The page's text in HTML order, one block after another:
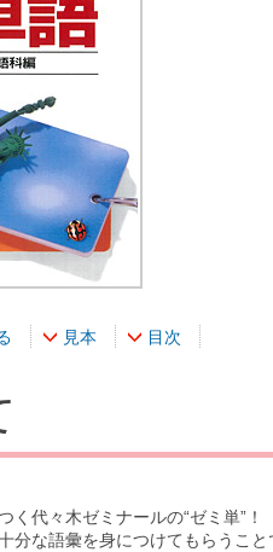
見本 目次
代々木ゼミナールの“ゼミ単”！
分な語彙を身につけてもらうこ